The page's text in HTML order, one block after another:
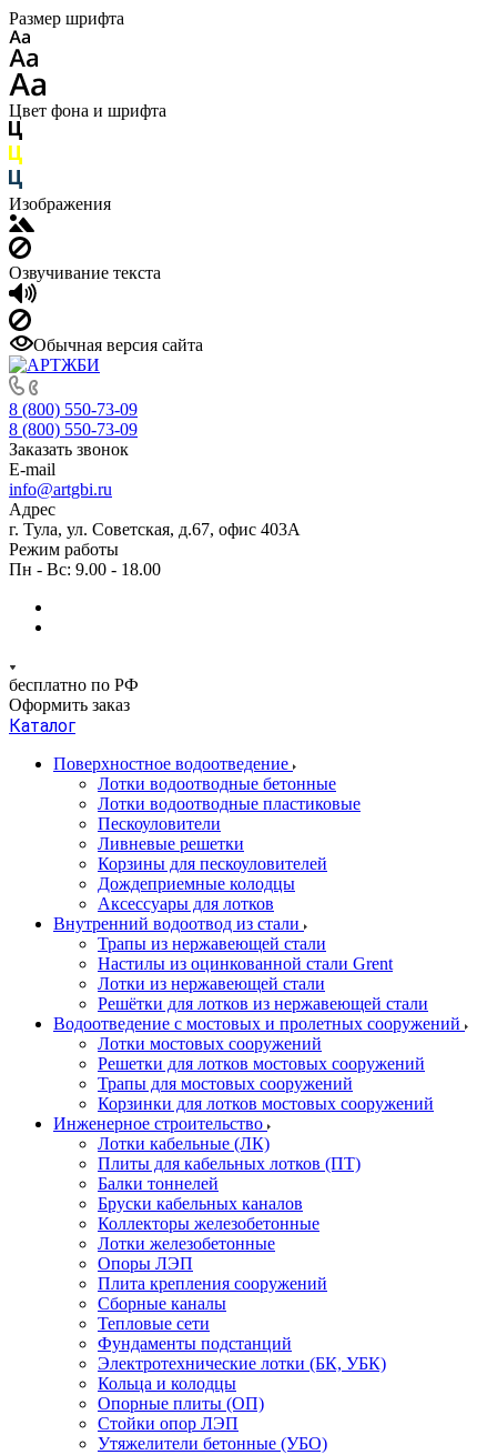
Размер шрифта
Цвет фона и шрифта
Изображения
Озвучивание текста
Обычная версия сайта
8 (800) 550-73-09
8 (800) 550-73-09
Заказать звонок
E-mail
info@artgbi.ru
Адрес
г. Тула, ул. Советская, д.67, офис 403А
Режим работы
Пн - Вс: 9.00 - 18.00
бесплатно по РФ
Оформить заказ
Каталог
Поверхностное водоотведение
Лотки водоотводные бетонные
Лотки водоотводные пластиковые
Пескоуловители
Ливневые решетки
Корзины для пескоуловителей
Дождеприемные колодцы
Аксессуары для лотков
Внутренний водоотвод из стали
Трапы из нержавеющей стали
Настилы из оцинкованной стали Grent
Лотки из нержавеющей стали
Решётки для лотков из нержавеющей стали
Водоотведение с мостовых и пролетных сооружений
Лотки мостовых сооружений
Решетки для лотков мостовых сооружений
Трапы для мостовых сооружений
Корзинки для лотков мостовых сооружений
Инженерное строительство
Лотки кабельные (ЛК)
Плиты для кабельных лотков (ПТ)
Балки тоннелей
Бруски кабельных каналов
Коллекторы железобетонные
Лотки железобетонные
Опоры ЛЭП
Плита крепления сооружений
Сборные каналы
Тепловые сети
Фундаменты подстанций
Электротехнические лотки (БК, УБК)
Кольца и колодцы
Опорные плиты (ОП)
Стойки опор ЛЭП
Утяжелители бетонные (УБО)